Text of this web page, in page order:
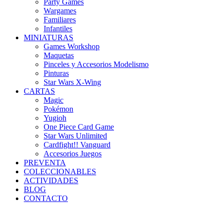
Wargames
Familiares
Infantiles
MINIATURAS
Games Workshop
Maquetas
Pinceles y Accesorios Modelismo
Pinturas
Star Wars X-Wing
CARTAS
Magic
Pokémon
Yugioh
One Piece Card Game
Star Wars Unlimited
Cardfight!! Vanguard
Accesorios Juegos
PREVENTA
COLECCIONABLES
ACTIVIDADES
BLOG
CONTACTO